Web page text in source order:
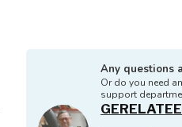
Any questions
Or do you need
support